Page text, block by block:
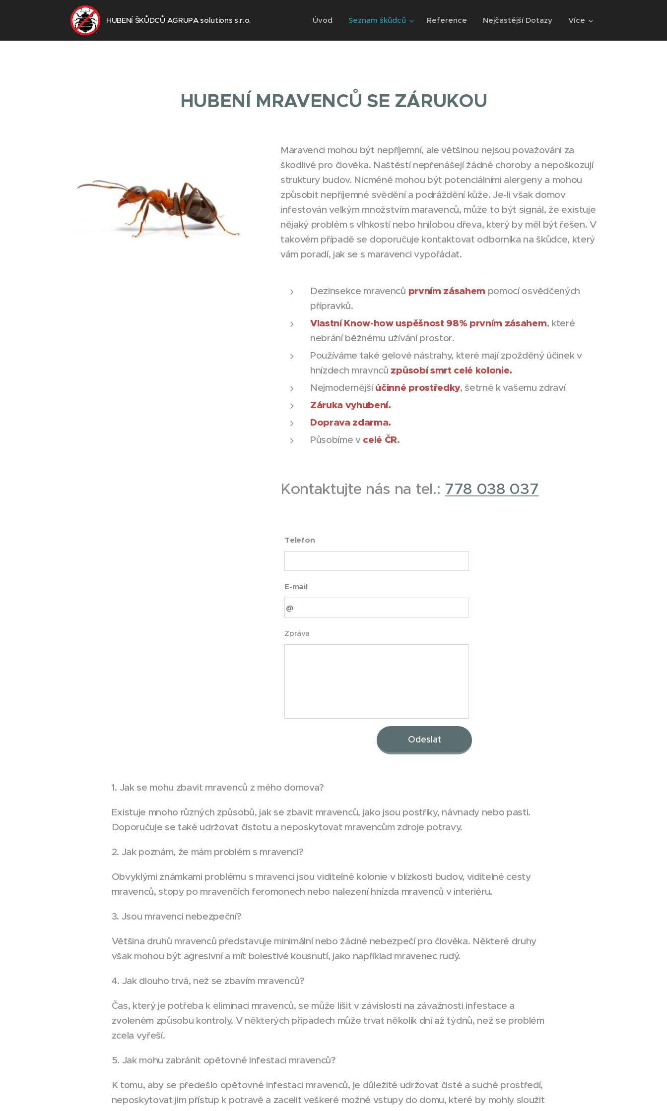
HUBENÍ ŠKŮDCŮ AGRUPA solutions s.r.o. Úvod Seznam škůdců Reference Nejčastější Dotazy Více
HUBENÍ MRAVENCŮ SE ZÁRUKOU
Maravenci mohou být nepříjemní, ale většinou nejsou považováni za
škodlivé pro člověka. Naštěstí nepřenášejí žádné choroby a nepoškozují
struktury budov. Nicméně mohou být potenciálními alergeny a mohou
způsobit nepříjemné svědění a podráždění kůže. Je-li však domov
infestován velkým množstvím maravenců, může to být signál, že existuje
nějaký problém s vlhkostí nebo hnilobou dřeva, který by měl být řešen. V
takovém případě se doporučuje kontaktovat odborníka na škůdce, který
vám poradí, jak se s maravenci vypořádat.
Dezinsekce mravenců prvním zásahem pomocí osvědčených
přípravků.
Vlastní Know-how uspěšnost 98% prvním zásahem, které
nebrání běžnému užívání prostor.
Používáme také gelové nástrahy, které mají zpožděný účinek v
hnízdech mravnců způsobí smrt celé kolonie.
Nejmodernějšíúčinné prostředky, šetrné k vašemu zdraví
Záruka vyhubení.
Doprava zdarma.
Působíme v celé ČR.
Kontaktujte nás na tel.: 778 038 037
Telefon
E-mail
Zpráva
Odeslat
1. Jak se mohu zbavit mravenců z mého domova?
Existuje mnoho různých způsobů, jak se zbavit mravenců, jako jsou postřiky, návnady nebo pasti.
Doporučuje se také udržovat čistotu a neposkytovat mravencům zdroje potravy.
2. Jak poznám, že mám problém s mravenci?
Obvyklými známkami problému s mravenci jsou viditelné kolonie v blízkosti budov, viditelné cesty
mravenců, stopy po mravenčích feromonech nebo nalezení hnízda mravenců v interiéru.
3. Jsou mravenci nebezpeční?
Většina druhů mravenců představuje minimální nebo žádné nebezpečí pro člověka. Některé druhy
však mohou být agresivní a mít bolestivé kousnutí, jako například mravenec rudý.
4. Jak dlouho trvá, než se zbavím mravenců?
Čas, který je potřeba k eliminaci mravenců, se může lišit v závislosti na závažnosti infestace a
zvoleném způsobu kontroly. V některých případech může trvat několik dní až týdnů, než se problém
zcela vyřeší.
5. Jak mohu zabránit opětovné infestaci mravenců?
K tomu, aby se předešlo opětovné infestaci mravenců, je důležité udržovat čisté a suché prostředí,
neposkytovat jim přístup k potravě a zacelit veškeré možné vstupy do domu, které by mohly sloužit